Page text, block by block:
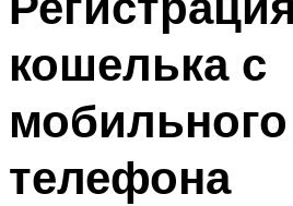
кошелька с
мобильного
телефона